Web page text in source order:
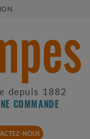
depuis 1882
COMMANDE
NOUS